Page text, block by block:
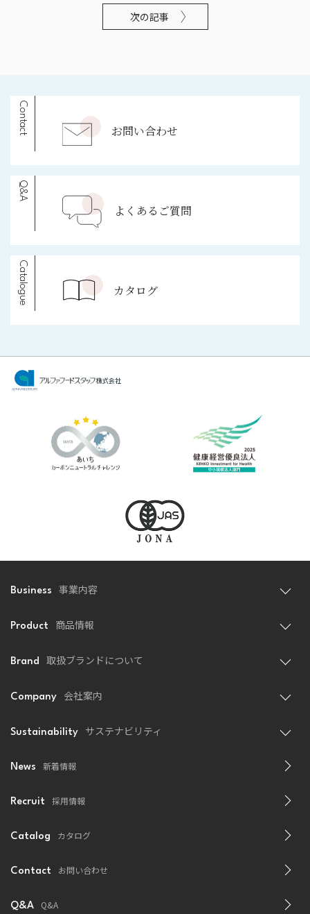
次の記事
Contact お問い合わせ
Q&A
よくあるご質問
Catalogue カタログ
Business 事業内容
Product 商品情報
Brand 取扱ブランドについて
Company 会社案内
Sustainability サステナビリティ
News 新着情報
Recruit 採用情報
Catalog カタログ
Contact お問い合わせ
Q&A Q&A